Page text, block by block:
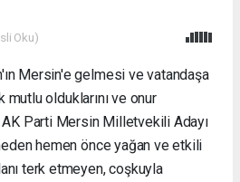
Oku)
Mersin'e gelmesi ve vatandaşa
olduklarını ve onur
AK Parti Mersin Milletvekili Adayı
hemen önce yağan ve etkili
terk etmeyen, coşkuyla